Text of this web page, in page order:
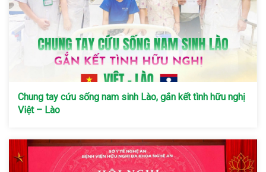
Chung tay cứu sống nam sinh Lào, gắn kết tình hữu nghị
Việt – Lào